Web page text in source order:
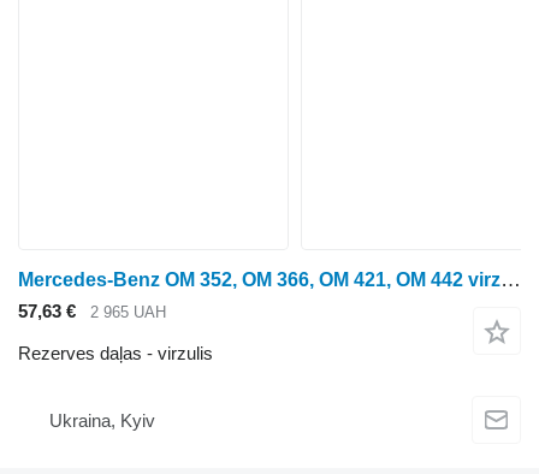
Mercedes-Benz OM 352, OM 366, OM 421, OM 442 virzulis paredzēts Claas Mega graudu kombaina
57,63 € 2 965 UAH
Rezerves daļas - virzulis
Ukraina, Kyiv